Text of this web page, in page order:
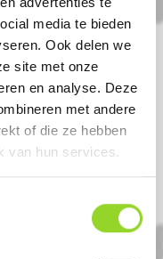
media te bieden
Ook delen we
site met onze
en analyse. Deze
met andere
of die ze hebben
van hun services.
21.00 uur
18.00 uur
van harte